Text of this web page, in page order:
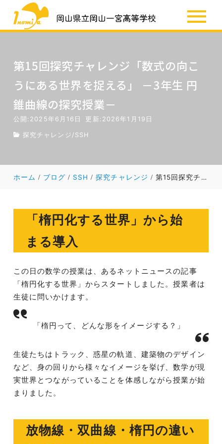
SSH
第15回探究チャレンジ「数式の向こ
うにある世界を捉える」 －3年生 円
錐曲線の探究授業－
公開:2025年6月16日 更新:2026年1月19日
探究チャレンジ / SSH
ホーム ブログ SSH 探究チャレンジ 第15回探究チャレンジ「数式の向こうにある世界を捉える」 －3年生 円錐曲線の探究授業－
「楕円化する世界」から始
まる導入
この日の数学の授業は、あるネットニュースの記事
「楕円化する世界」からスタートしました。授業者は
生徒に問いかけます。
「楕円って、どんな形をイメージする？」
生徒たちはトラック、惑星の軌道、建築物のデザイン
など、身の回りから様々なイメージを挙げ、数学が現
実世界とつながっていることを体感しながら授業が始
まりました。
放物線・双曲線・楕円の違い